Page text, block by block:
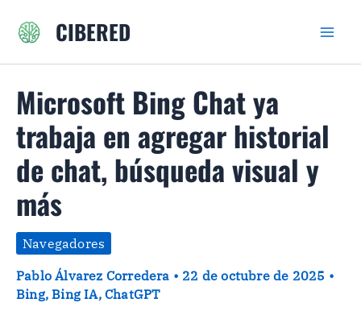
CIBERED
Microsoft Bing Chat ya
trabaja en agregar historial
de chat, búsqueda visual y
más
Navegadores
Pablo Álvarez Corredera • 22 de octubre de 2025 •
Bing,Bing IA,ChatGPT